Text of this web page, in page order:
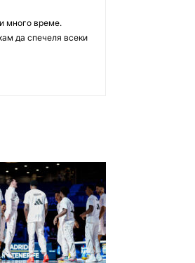
много време.
да спечеля всеки